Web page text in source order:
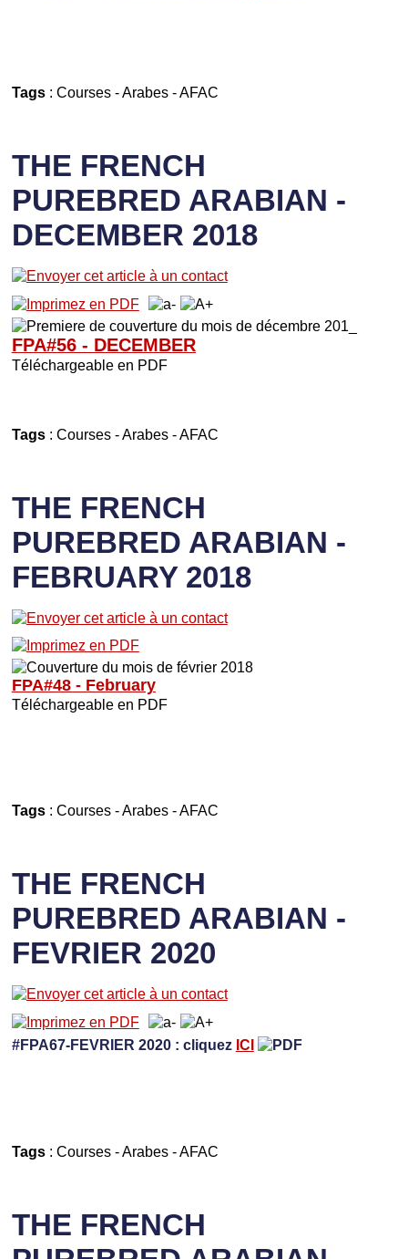
Tags: Courses-Arabes-AFAC
THE FRENCH
PUREBRED ARABIAN -
DECEMBER 2018
FPA#56 - DECEMBER
Téléchargeable en PDF
Tags: Courses-Arabes-AFAC
THE FRENCH
PUREBRED ARABIAN -
FEBRUARY 2018
FPA#48 - February
Téléchargeable en PDF
Tags: Courses-Arabes-AFAC
THE FRENCH
PUREBRED ARABIAN -
FEVRIER 2020
#FPA67-FEVRIER 2020 : cliquez ICI
Tags: Courses-Arabes-AFAC
THE FRENCH